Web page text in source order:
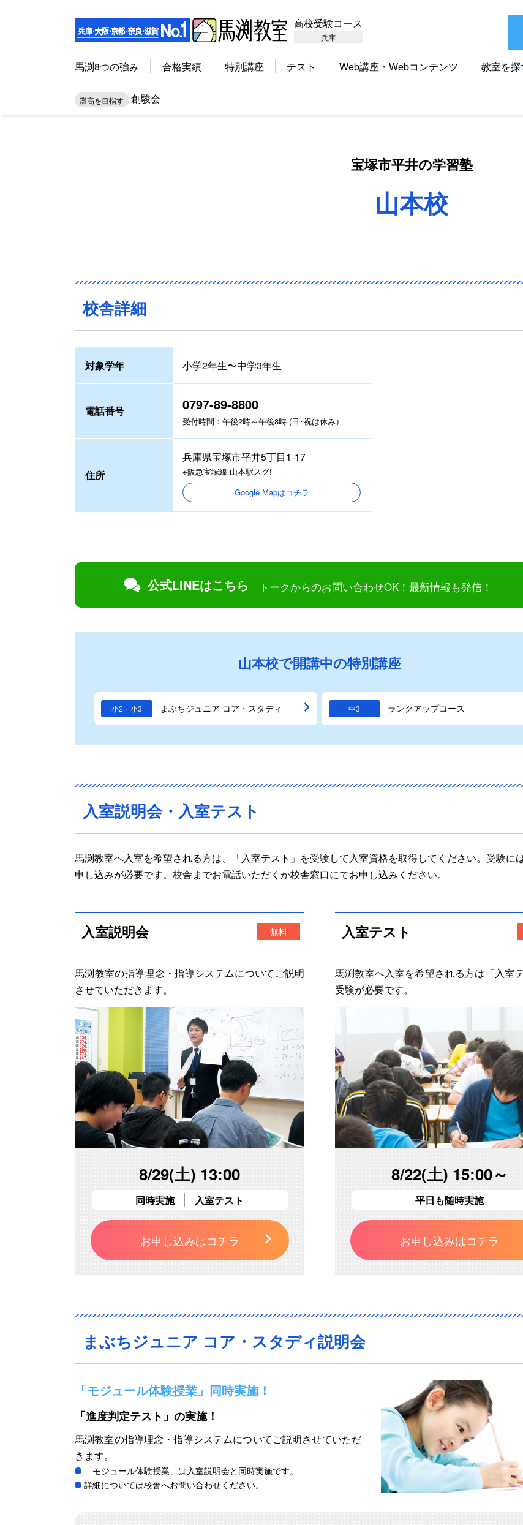
高校受験コース
兵庫
馬渕8つの強み 合格実績 特別講座 テスト Web講座・Webコンテンツ 教室を探
灘高を目指す 創駿会
宝塚市平井の学習塾
山本校
校舎詳細
対象学年 小学2年生〜中学3年生
電話番号 0797-89-8800
受付時間：午後2時～午後8時 (日･祝は休み）
住所
兵庫県宝塚市平井5丁目1-17
※阪急宝塚線 山本駅スグ!
Google Mapはコチラ
公式LINEはこちら トークからのお問い合わせOK！最新情報も発信！
山本校で開講中の特別講座
小2・小3 まぶちジュニア コア・スタディ 中3 ランクアップコース
入室説明会・入室テスト
馬渕教室へ入室を希望される方は、「入室テスト」を受験して入室資格を取得してください。受験に
申し込みが必要です。校舎までお電話いただくか校舎窓口にてお申し込みください。
入室説明会 無料
馬渕教室の指導理念・指導システムについてご説明
させていただきます。
8/29(土) 13:00
同時実施 入室テスト
お申し込みはコチラ
入室テスト
馬渕教室へ入室を希望される方は「入室
受験が必要です。
8/22(土) 15:00～
平日も随時実施
お申し込みはコチラ
まぶちジュニア コア・スタディ説明会
「モジュール体験授業」同時実施！
「進度判定テスト」の実施！
馬渕教室の指導理念・指導システムについてご説明させていただ
きます。
「モジュール体験授業」は入室説明会と同時実施です。
詳細については校舎へお問い合わせください。